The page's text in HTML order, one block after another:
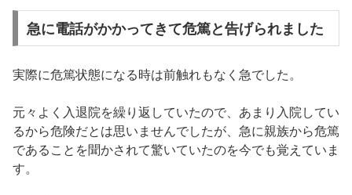
急に電話がかかってきて危篤と告げられました
実際に危篤状態になる時は前触れもなく急でした。
元々よく入退院を繰り返していたので、あまり入院してい
るから危険だとは思いませんでしたが、急に親族から危篤
であることを聞かされて驚いていたのを今でも覚えていま
す。